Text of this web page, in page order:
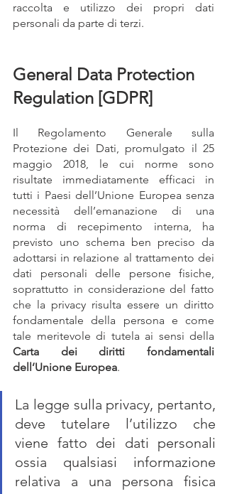
raccolta e utilizzo dei propri dati
personali da parte di terzi.
General Data Protection
Regulation [GDPR]
Il Regolamento Generale sulla
Protezione dei Dati, promulgato il 25
maggio 2018, le cui norme sono
risultate immediatamente efficaci in
tutti i Paesi dell’Unione Europea senza
necessità dell’emanazione di una
norma di recepimento interna, ha
previsto uno schema ben preciso da
adottarsi in relazione al trattamento dei
dati personali delle persone fisiche,
soprattutto in considerazione del fatto
che la privacy risulta essere un diritto
fondamentale della persona e come
Carta dei diritti fondamentali
dell’Unione Europea.
La legge sulla privacy, pertanto,
deve tutelare l’utilizzo che
viene fatto dei dati personali
ossia qualsiasi informazione
relativa a una persona fisica